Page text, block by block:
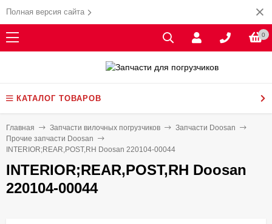
Полная версия сайта
0
КАТАЛОГ ТОВАРОВ
Главная Запчасти вилочных погрузчиков
Запчасти Doosan
Прочие запчасти Doosan
INTERIOR;REAR,POST,RH Doosan 220104-00044
INTERIOR;REAR,POST,RH Doosan
220104-00044